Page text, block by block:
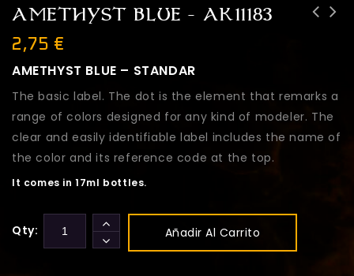
AMETHYST BLUE – AK11183
2,75 €
AMETHYST BLUE – STANDAR
The basic label. The dot is the element that remarks a
range of colors designed for any kind of modeler. The
clear and easily identifiable label includes the name of
the color and its reference code at the top.
It comes in 17ml bottles.
Qty: Añadir Al Carrito